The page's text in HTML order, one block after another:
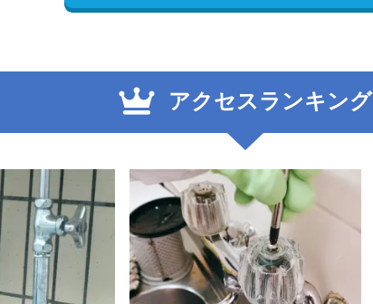
アクセスランキング
2